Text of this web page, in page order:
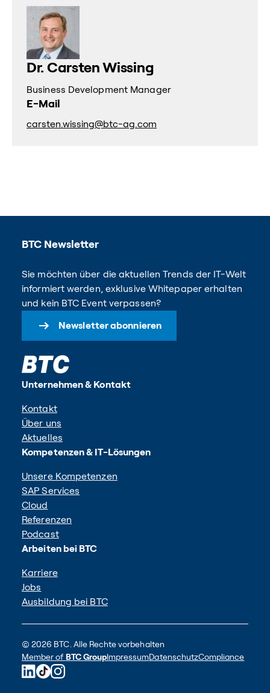
Dr. Carsten Wissing
Business Development Manager
E-Mail
carsten.wissing@btc-ag.com
BTC Newsletter
Sie möchten über die aktuellen Trends der IT-Welt
informiert werden, exklusive Whitepaper erhalten
und kein BTC Event verpassen?
Newsletter abonnieren
Unternehmen & Kontakt
Kontakt
Über uns
Aktuelles
Kompetenzen & IT-Lösungen
Unsere Kompetenzen
SAP Services
Cloud
Referenzen
Podcast
Arbeiten bei BTC
Karriere
Jobs
Ausbildung bei BTC
© 2026 BTC. Alle Rechte vorbehalten
Member of BTC GroupImpressumDatenschutzCompliance